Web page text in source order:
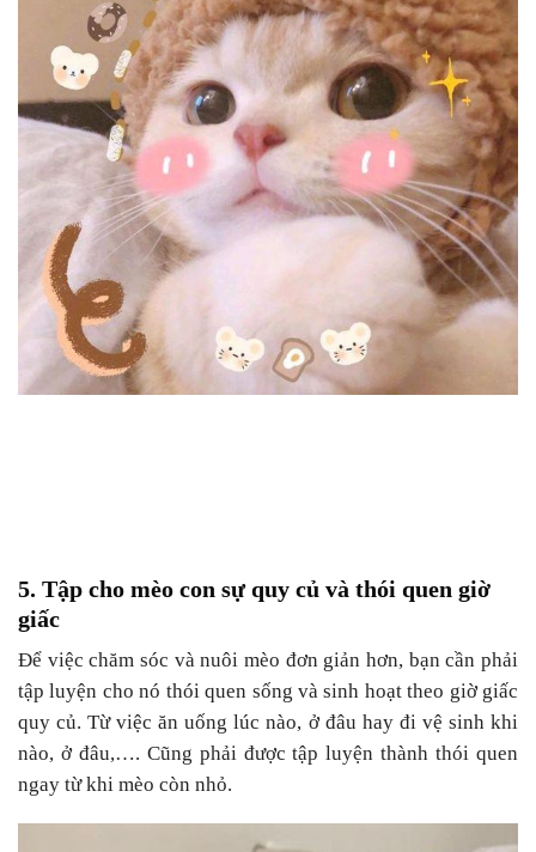
5. Tập cho mèo con sự quy củ và thói quen giờ
giấc
Để việc chăm sóc và nuôi mèo đơn giản hơn, bạn cần phải
tập luyện cho nó thói quen sống và sinh hoạt theo giờ giấc
quy củ. Từ việc ăn uống lúc nào, ở đâu hay đi vệ sinh khi
nào, ở đâu,…. Cũng phải được tập luyện thành thói quen
ngay từ khi mèo còn nhỏ.